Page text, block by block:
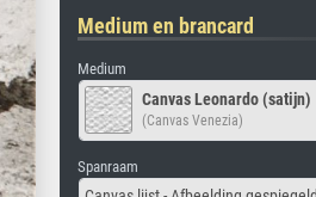
Medium en brancard
Medium
Canvas Leonardo (satijn)
(Canvas Venezia)
Spanraam